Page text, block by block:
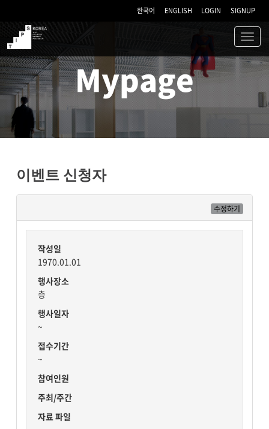
한국어 ENGLISH LOGIN SIGNUP
TIPS
Mypage
이벤트 신청자
수정하기
작성일
1970.01.01
행사장소
층
행사일자
~
접수기간
~
참여인원
주최/주간
자료 파일